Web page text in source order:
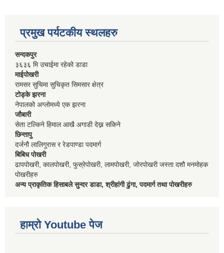
प्रमुख पर्यटकीय स्थलहरु
सन्दकपुर
३६३६ मि उचाईमा रहेको डाडा
माईपोखरी
रामसर सुचिमा सुचिकृत सिमसार क्षेत्र
टोड्के झरना
नेपालको अग्लोमध्ये एक झरना
जौबारी
सेता टल्किने हिमाल आखै अगाडी देख्न सकिने
छिन्तापु
दर्जनौ लालिगुरास र रेडपाण्डा पदमार्ग
बिबिध पोखरी
ढापपोखरी, कालपोखरी, फुस्रेपोखरी, लामपोखरी, जोरपोखरी जस्ता दशौ मनमोहक
पोखरीहरु
अन्य प्राकृतिक हिसाबले सुन्दर डाडा, श्रीहांगी ढुंगा, पदमार्ग तथा पोखरीहरु
हाम्रो Youtube पेज